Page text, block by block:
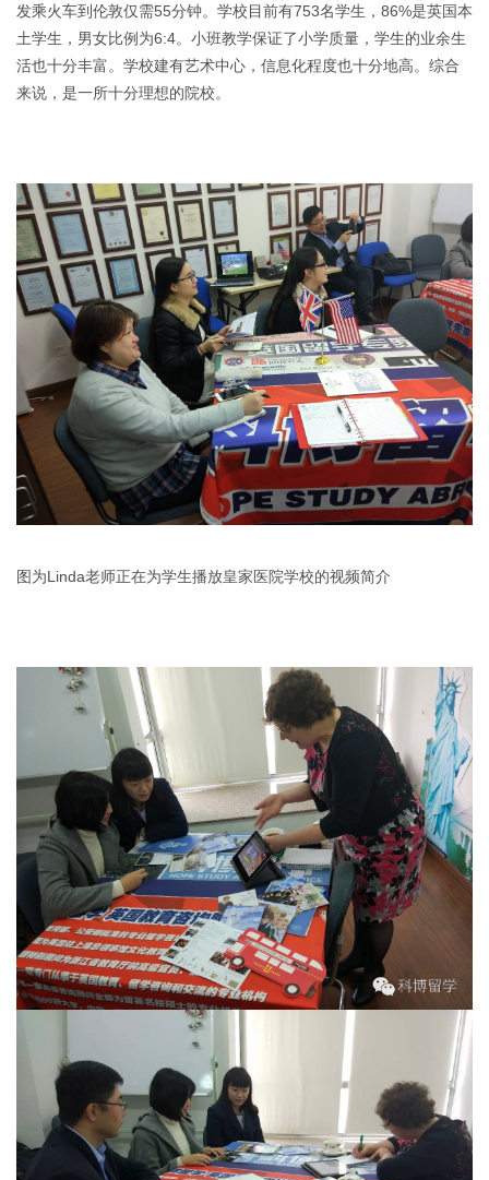
发乘火车到伦敦仅需55分钟。学校目前有753名学生，86%是英国本
土学生，男女比例为6:4。小班教学保证了小学质量，学生的业余生
活也十分丰富。学校建有艺术中心，信息化程度也十分地高。综合
来说，是一所十分理想的院校。
图为Linda老师正在为学生播放皇家医院学校的视频简介